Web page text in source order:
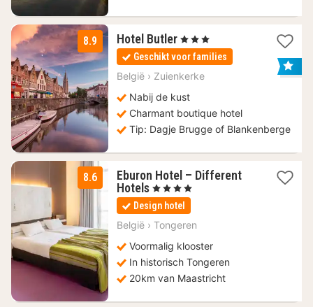
8.9 Hotel Butler 3
nachten
vanaf
100
, 3 Sterren
Geschikt voor families
België › Zuienkerke
Nabij de kust
Charmant boutique hotel
Tip: Dagje Brugge of Blankenberge
8.6
Eburon Hotel – Different
Hotels 1
nacht
vanaf
99
, 4 Sterren
Design hotel
België › Tongeren
Voormalig klooster
In historisch Tongeren
20km van Maastricht